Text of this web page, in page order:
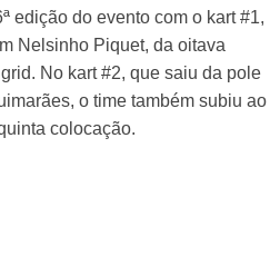
edição do evento com o kart #1,
Nelsinho Piquet, da oitava
No kart #2, que saiu da pole
o time também subiu ao
colocação.